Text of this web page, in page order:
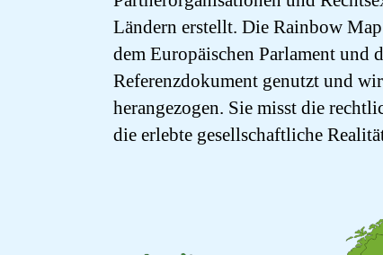
Ländern erstellt. Die Rainbow
dem Europäischen Parlament und
Referenzdokument genutzt und
herangezogen. Sie misst die
die erlebte gesellschaftliche